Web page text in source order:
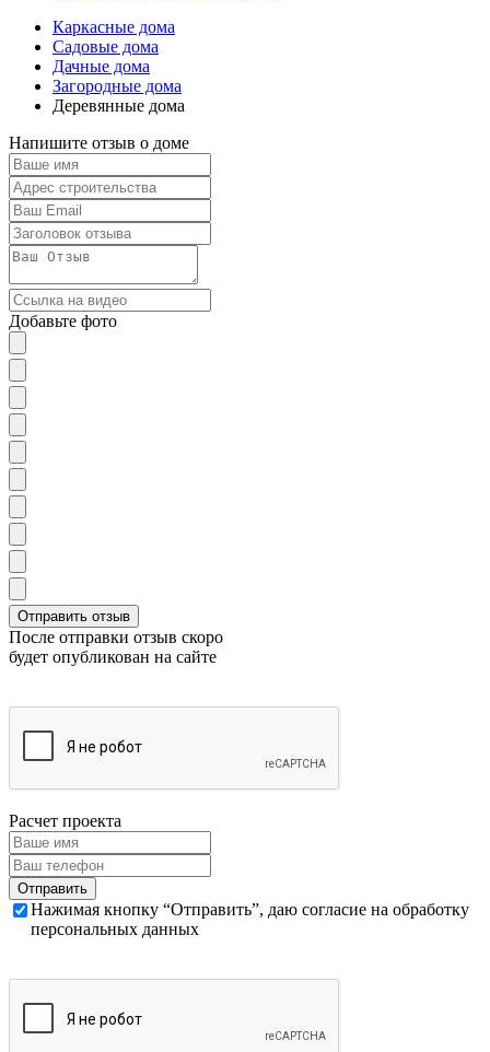
Каркасные дома
Садовые дома
Дачные дома
Загородные дома
Деревянные дома
Напишите отзыв о доме
Добавьте фото
После отправки отзыв скоро
будет опубликован на сайте
Расчет проекта
Нажимая кнопку “Отправить”, даю согласие на обработку
персональных данных